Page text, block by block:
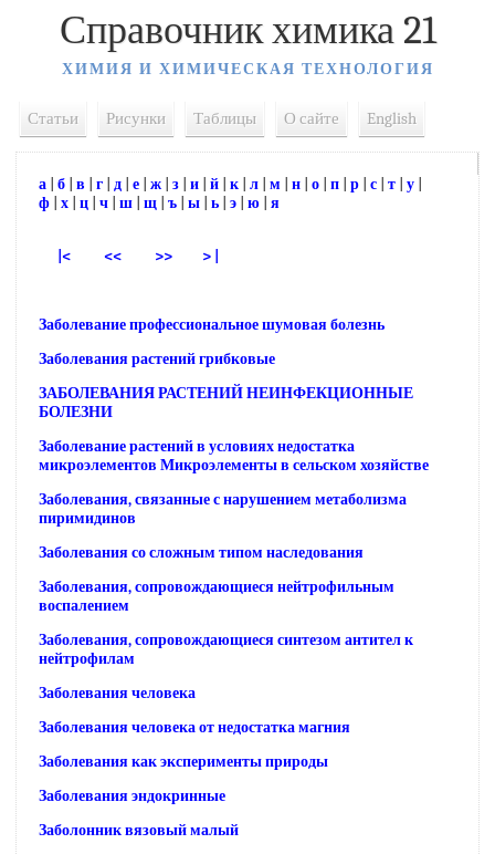
Справочник химика 21
ХИМИЯ И ХИМИЧЕСКАЯ ТЕХНОЛОГИЯ
Статьи Рисунки Таблицы О сайте English
а б в г д е ж з и й к л м н о п р с т у
ф х ц ч ш щ ъ ы ь э ю я
|< << >> > |
Заболевание профессиональное шумовая болезнь
Заболевания растений грибковые
ЗАБОЛЕВАНИЯ РАСТЕНИЙ НЕИНФЕКЦИОННЫЕ
БОЛЕЗНИ
Заболевание растений в условиях недостатка
микроэлементов Микроэлементы в сельском хозяйстве
Заболевания, связанные с нарушением метаболизма
пиримидинов
Заболевания со сложным типом наследования
Заболевания, сопровождающиеся нейтрофильным
воспалением
Заболевания, сопровождающиеся синтезом антител к
нейтрофилам
Заболевания человека
Заболевания человека от недостатка магния
Заболевания как эксперименты природы
Заболевания эндокринные
Заболонник вязовый малый